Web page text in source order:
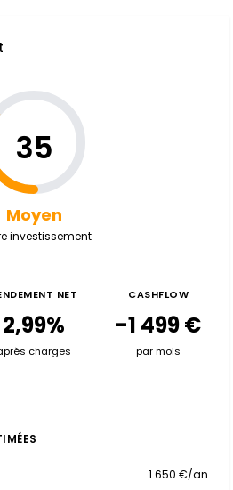
35
Moyen
investissement
NET
2,99%
charges
CASHFLOW
-1 499 €
par mois
1 650 €/an